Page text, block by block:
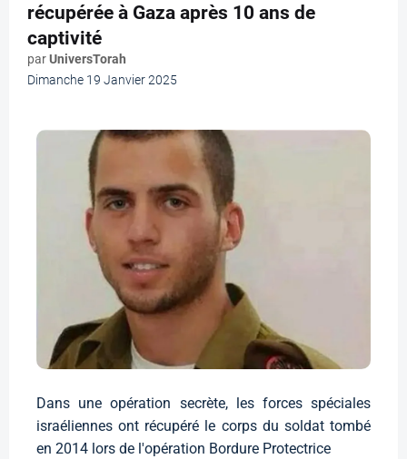
récupérée à Gaza après 10 ans de
captivité
parUniversTorah
Dimanche 19 Janvier 2025
Dans une opération secrète, les forces spéciales
israéliennes ont récupéré le corps du soldat tombé
en 2014 lors de l'opération Bordure Protectrice